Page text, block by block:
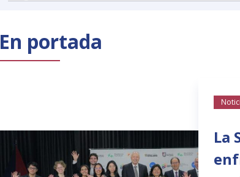
En portada
La